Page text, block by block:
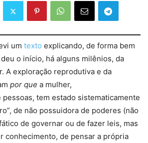
um texto explicando, de forma bem
o início, há alguns milênios, da
A exploração reprodutiva e da
por que a mulher,
pessoas, tem estado sistematicamente
de não possuidora de poderes (não
de governar ou de fazer leis, mas
conhecimento, de pensar a própria